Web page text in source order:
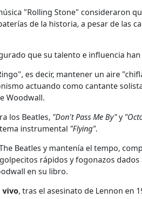
"Rolling Stone" consideraron
de la historia, a pesar de las
que su talento e influencia
es decir, mantener un aire
actuando como cantante
Woodwall.
los Beatles, "Don't Pass Me By"y
instrumental "Flying".
Beatles y mantenía el tempo,
rápidos y fogonazos
en su libro.
vivo, tras el asesinato de Lennon en